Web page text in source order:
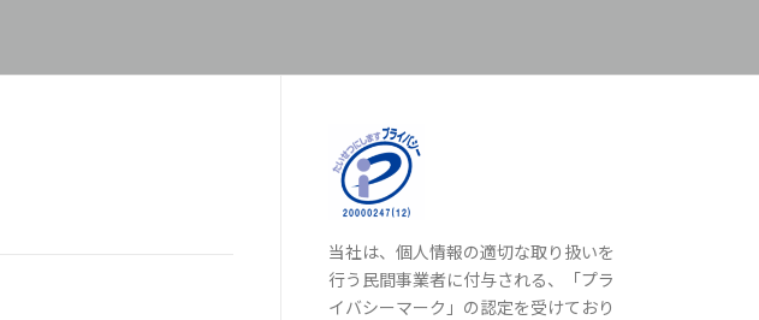
当社は、個人情報の適切な取り扱いを
行う民間事業者に付与される、「プラ
イバシーマーク」の認定を受けており